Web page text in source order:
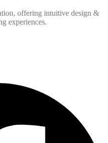
offering intuitive design &
experiences.